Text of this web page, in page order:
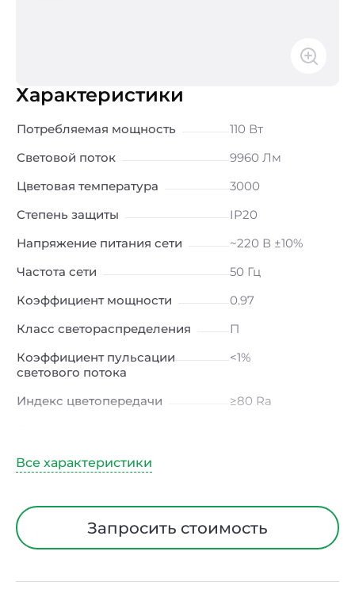
Характеристики
Потребляемая мощность
110 Вт
Световой поток
9960 Лм
Цветовая температура
3000
Степень защиты
IP20
Напряжение питания сети
~220 В ±10%
Частота сети
50 Гц
Коэффициент мощности
0.97
Класс светораспределения
П
Коэффициент пульсации
светового потока
<1%
Индекс цветопередачи
≥80 Ra
Угол рассеивания
Диапазон рабочих
температурЗапросить стоимость